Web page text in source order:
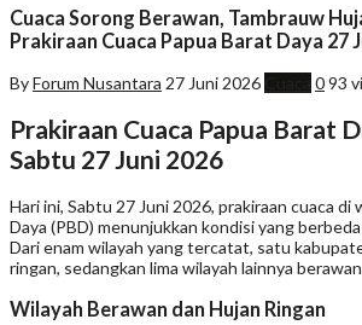
Cuaca Sorong Berawan, Tambrauw
Prakiraan Cuaca Papua Barat Daya 27
ByForum Nusantara 27 Juni 2026 093
Prakiraan Cuaca Papua Barat
Sabtu 27 Juni 2026
Hari ini, Sabtu 27 Juni 2026, prakiraan cuaca di
Daya (PBD) menunjukkan kondisi yang
Dari enam wilayah yang tercatat, satu
ringan, sedangkan lima wilayah lainnya
Wilayah Berawan dan Hujan Ringan